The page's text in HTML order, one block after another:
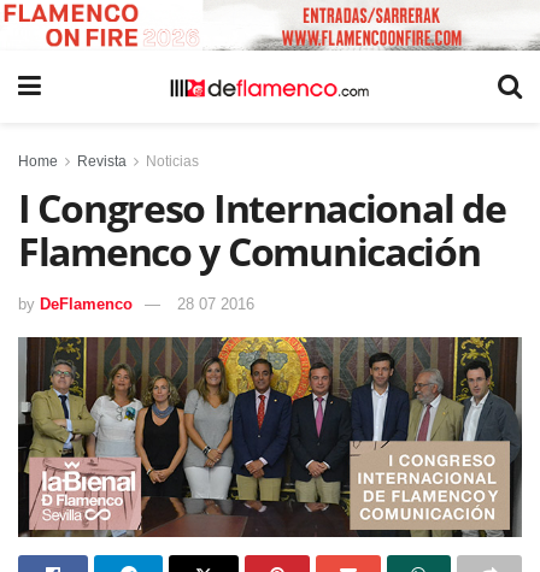
Home Revista Noticias
I Congreso Internacional de
Flamenco y Comunicación
by DeFlamenco 28 07 2016